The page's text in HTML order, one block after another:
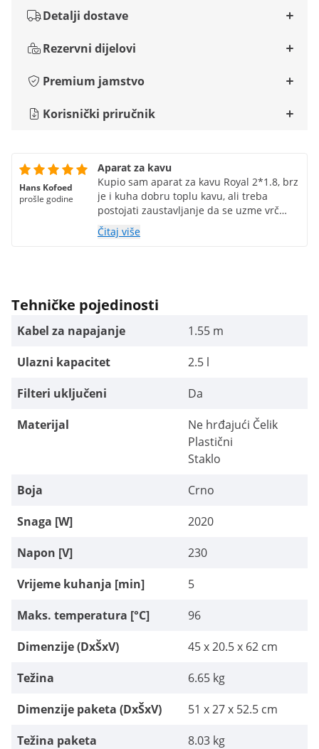
Detalji dostave
Rezervni dijelovi
Premium jamstvo
Korisnički priručnik
Hans Kofoed
prošle godine
Aparat za kavu
Kupio sam aparat za kavu Royal 2*1.8, brz
je i kuha dobru toplu kavu, ali treba
postojati zaustavljanje da se uzme vrč
prije nego što prestane kapati.
Čitaj više
Tehničke pojedinosti
Kabel za napajanje
1.55 m
Ulazni kapacitet
2.5 l
Filteri uključeni
Da
Materijal
Ne hrđajući Čelik
Plastični
Staklo
Boja
Crno
Snaga [W]
2020
Napon [V]
230
Vrijeme kuhanja [min]
5
Maks. temperatura [°C]
96
Dimenzije (DxŠxV)
45 x 20.5 x 62 cm
Težina
6.65 kg
Dimenzije paketa (DxŠxV)
51 x 27 x 52.5 cm
Težina paketa
8.03 kg